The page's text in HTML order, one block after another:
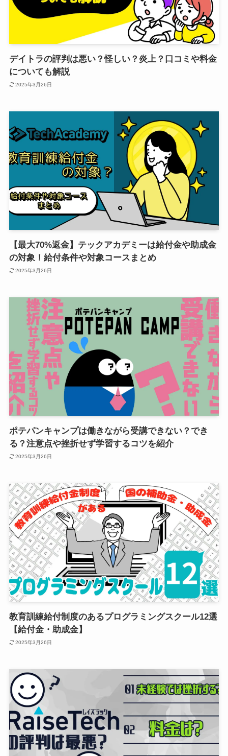
デイトラの評判は悪い？怪しい？炎上？口コミや料金
についても解説
2025年3月26日
【最大70%返金】テックアカデミーは給付金や助成金
の対象！給付条件や対象コースまとめ
2025年3月26日
ポテパンキャンプは働きながら受講できない？でき
る？注意点や挫折せず学習するコツを紹介
2025年3月26日
教育訓練給付制度のあるプログラミングスクール12選
【給付金・助成金】
2025年3月26日